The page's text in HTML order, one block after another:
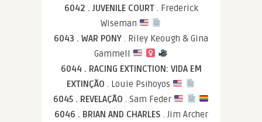
6042 . JUVENILE COURT . Frederick
Wiseman
6043 . WAR PONY . Riley Keough & Gina
Gammell
6044 . RACING EXTINCTION: VIDA EM
EXTINÇÃO. Louie Psihoyos
6045 . REVELAÇÃO. Sam Feder
6046 . BRIAN AND CHARLES . Jim Archer